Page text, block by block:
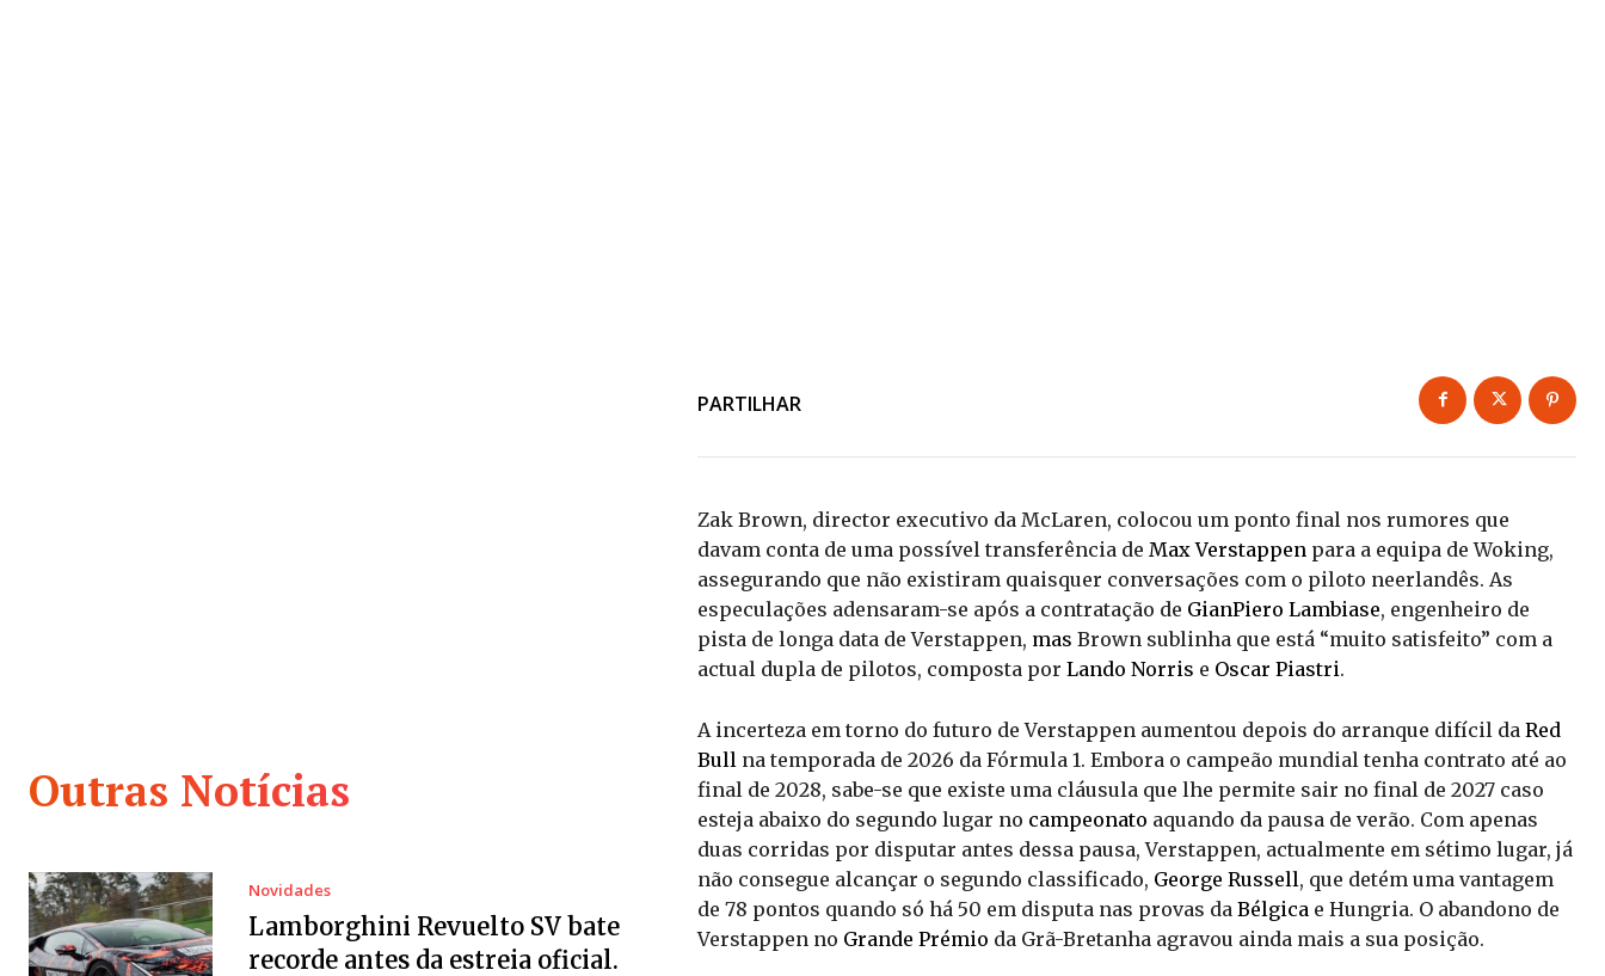
Outras Notícias
Novidades
Lamborghini Revuelto SV bate
recorde antes da estreia oficial.
PARTILHAR
Zak Brown, director executivo da McLaren, colocou um ponto final nos rumores que
davam conta de uma possível transferência de Max Verstappen para a equipa de Woking,
assegurando que não existiram quaisquer conversações com o piloto neerlandês. As
especulações adensaram-se após a contratação de GianPiero Lambiase, engenheiro de
pista de longa data de Verstappen, mas Brown sublinha que está “muito satisfeito” com a
actual dupla de pilotos, composta por Lando Norris e Oscar Piastri.
A incerteza em torno do futuro de Verstappen aumentou depois do arranque difícil da Red
Bull na temporada de 2026 da Fórmula 1. Embora o campeão mundial tenha contrato até ao
final de 2028, sabe-se que existe uma cláusula que lhe permite sair no final de 2027 caso
esteja abaixo do segundo lugar no campeonato aquando da pausa de verão. Com apenas
duas corridas por disputar antes dessa pausa, Verstappen, actualmente em sétimo lugar, já
não consegue alcançar o segundo classificado, George Russell, que detém uma vantagem
de 78 pontos quando só há 50 em disputa nas provas da Bélgica e Hungria. O abandono de
Verstappen no Grande Prémio da Grã-Bretanha agravou ainda mais a sua posição.